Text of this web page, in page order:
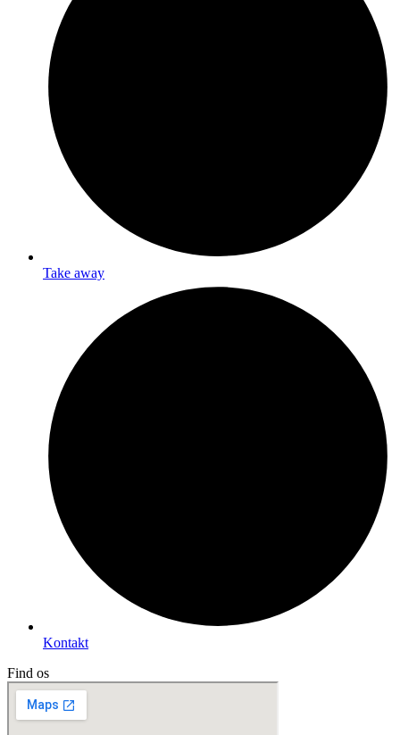
Take away
Kontakt
Find os